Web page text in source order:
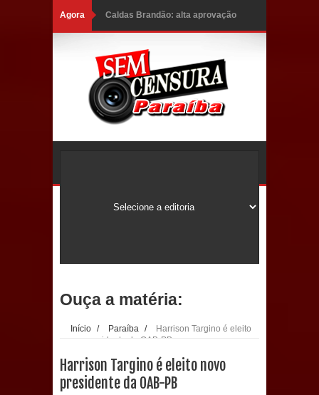
Agora Caldas Brandão: alta aprovação
Rolim e esvazia discurso da oposição
Coordenadora do CEO destaca
dentro do mês trabalhado e injeta R$
Ouça a matéria:
Início / Paraíba /
Harrison Targino é eleito
novo presidente da OAB-PB
Harrison Targino é eleito novo
presidente da OAB-PB